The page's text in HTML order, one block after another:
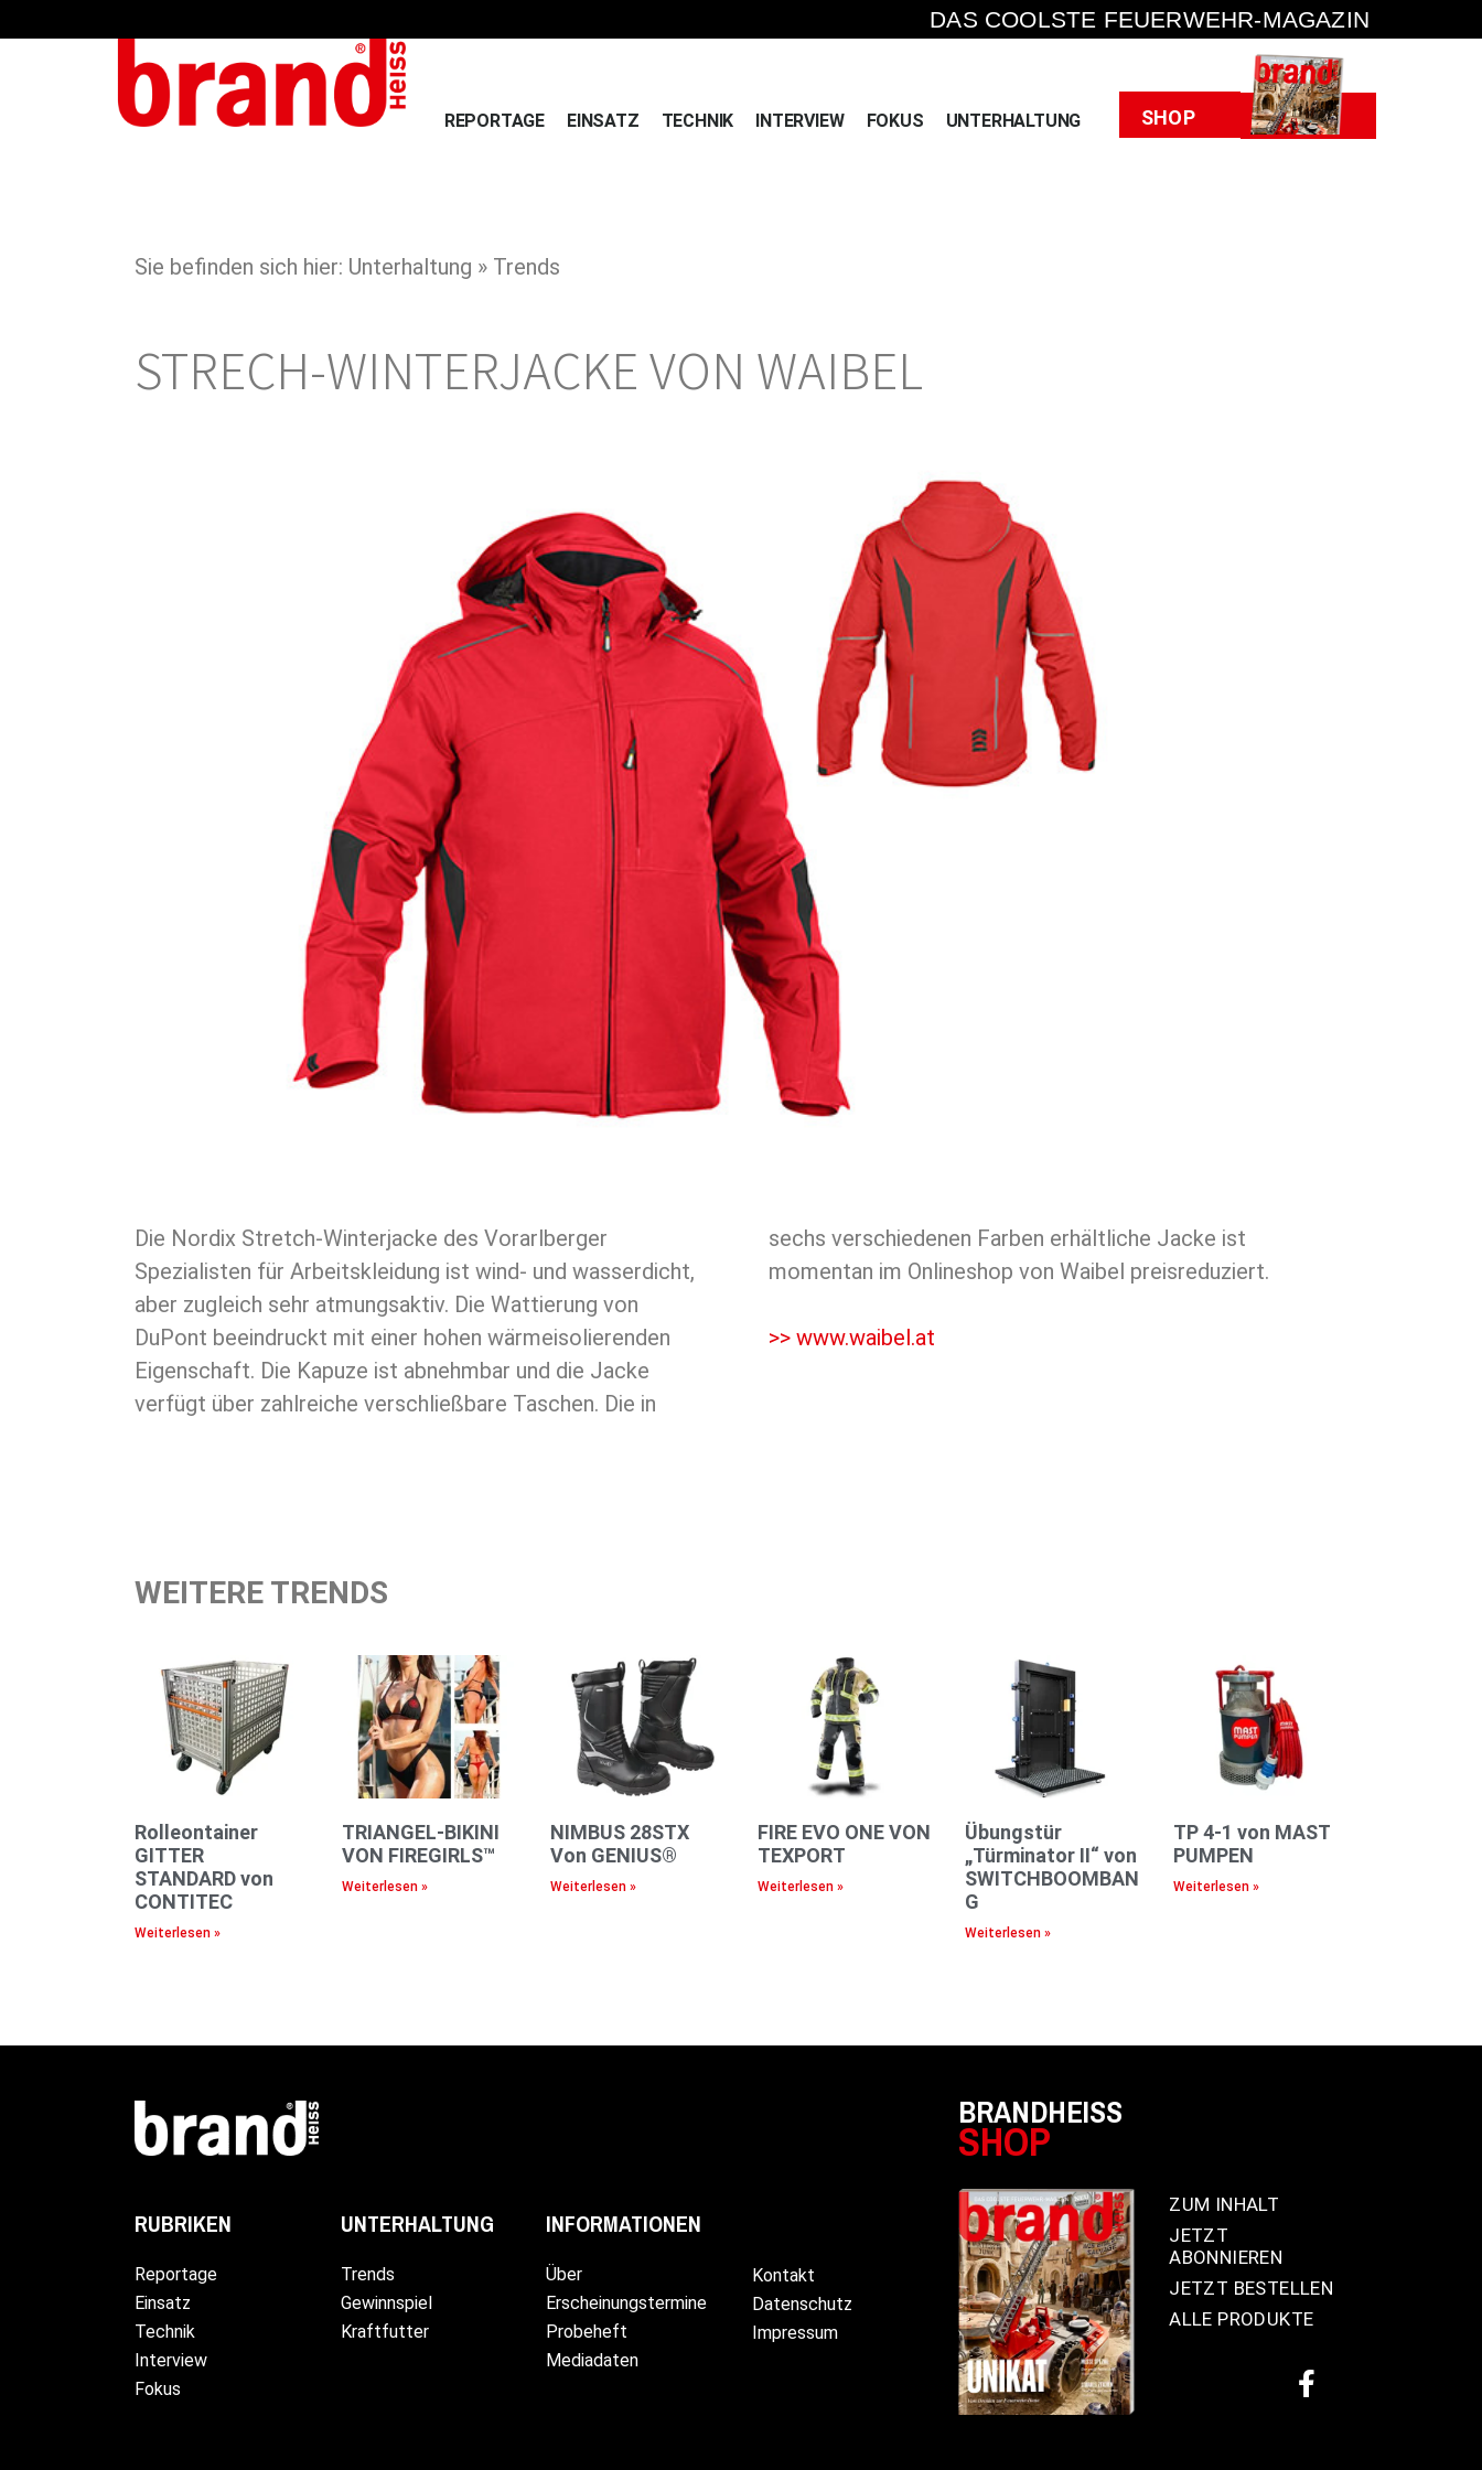
DAS COOLSTE FEUERWEHR-MAGAZIN
REPORTAGE EINSATZ TECHNIK INTERVIEW FOKUS UNTERHALTUNG SHOP Heft
Sie befinden sich hier: Unterhaltung » Trends
STRECH-WINTERJACKEVON WAIBEL
Die Nordix Stretch-Winterjacke des Vorarlberger
Spezialisten für Arbeitskleidung ist wind- und wasserdicht,
aber zugleich sehr atmungsaktiv. Die Wattierung von
DuPont beeindruckt mit einer hohen wärmeisolierenden
Eigenschaft. Die Kapuze ist abnehmbar und die Jacke
verfügt über zahlreiche verschließbare Taschen. Die in
sechs verschiedenen Farben erhältliche Jacke ist
momentan im Onlineshop von Waibel preisreduziert.
>> www.waibel.at
WEITERE TRENDS
Rolleontainer
GITTER
STANDARD von
CONTITEC
Weiterlesen »
TRIANGEL-BIKINI
VON FIREGIRLS™
Weiterlesen »
NIMBUS 28STX
Von GENIUS®
Weiterlesen »
FIRE EVO ONE VON
TEXPORT
Weiterlesen »
Übungstür
„Türminator II“ von
SWITCHBOOMBAN
G
Weiterlesen »
TP 4-1 von MAST
PUMPEN
Weiterlesen »
RUBRIKEN
Reportage
Einsatz
Technik
Interview
Fokus
UNTERHALTUNG
Trends
Gewinnspiel
Kraftfutter
INFORMATIONEN
Über
Erscheinungstermine
Probeheft
Mediadaten
Kontakt
Datenschutz
Impressum
BRANDHEISS
SHOP
ZUM INHALT
JETZT
ABONNIEREN
JETZT BESTELLEN
ALLE PRODUKTE